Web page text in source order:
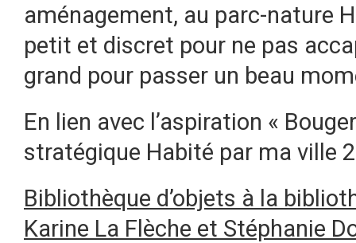
aménagement, au parc-nature
petit et discret pour ne pas
grand pour passer un beau
En lien avec l’aspiration «
stratégique Habité par ma ville
Bibliothèque d’objets à la
Karine La Flèche et Stéphanie